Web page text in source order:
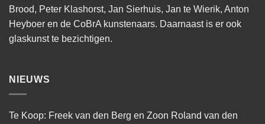
Brood, Peter Klashorst, Jan Sierhuis, Jan te Wierik, Anton
Heyboer en de CoBrA kunstenaars. Daarnaast is er ook
glaskunst te bezichtigen.
NIEUWS
Te Koop: Freek van den Berg en Zoon Roland van den